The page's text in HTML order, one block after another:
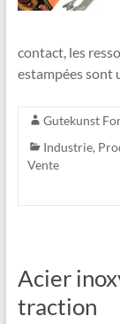
contact, les
estampées sont
Gutekunst
Industrie,
Vente
Acier
traction